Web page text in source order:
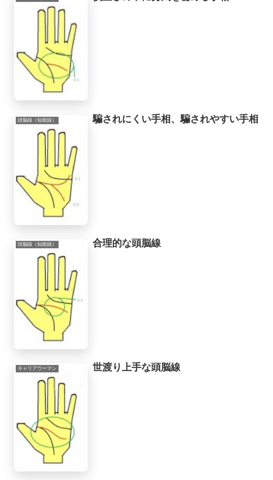
頭脳線（知能線） 騙されにくい手相、騙されやすい手相
頭脳線（知能線） 合理的な頭脳線
キャリアウーマン 世渡り上手な頭脳線